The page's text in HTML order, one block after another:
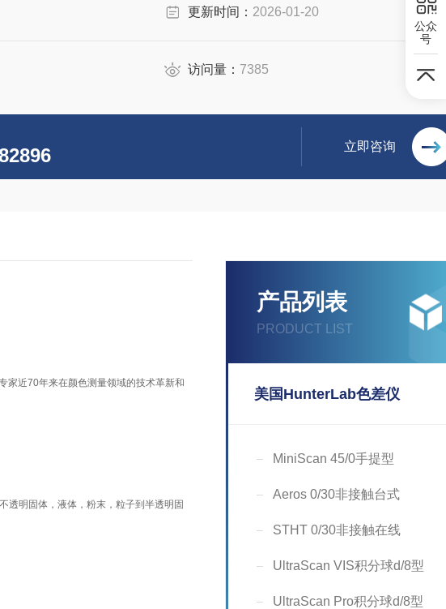
更新时间： 2026-01-20
访问量： 7385
立即咨询
产品列表
PRODUCT LIST
美国HunterLab色差仪
MiniScan 45/0手提型
Aeros 0/30非接触台式
STHT 0/30非接触在线
UltraScan VIS积分球d/8型
UltraScan Pro积分球d/8型
家近70年来在颜色测量领域的技术革新和
透明固体，液体，粉末，粒子到半透明固
公众
号